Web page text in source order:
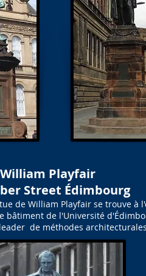
William Playfair
Street Édimbourg
de William Playfair se trouve
bâtiment de l'Université
de méthodes